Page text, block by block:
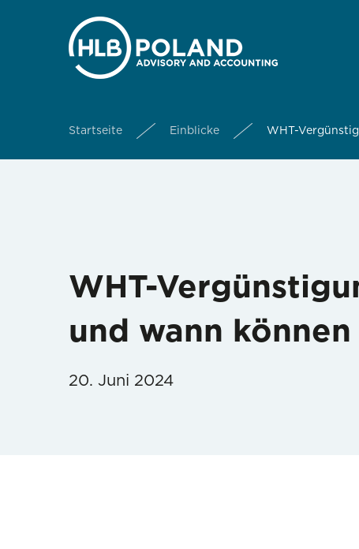
Startseite Einblicke WHT-
WHT-
und wann
20. Juni 2024